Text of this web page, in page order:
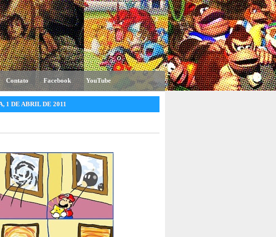
Contato Facebook YouTube
1 DE ABRIL DE 2011